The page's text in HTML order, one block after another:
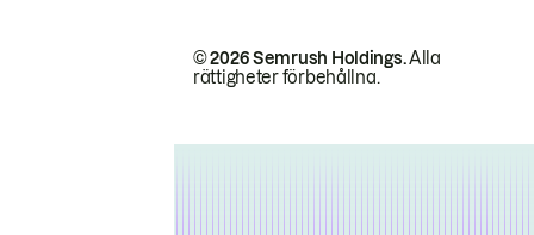
© 2026 Semrush Holdings.Alla
rättigheter förbehållna.